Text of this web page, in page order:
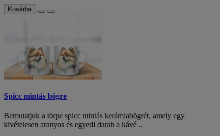
Kosárba
Spicc mintás bögre
Bemutatjuk a törpe spicc mintás kerámiabögrét, amely egy
kivételesen aranyos és egyedi darab a kávé ..